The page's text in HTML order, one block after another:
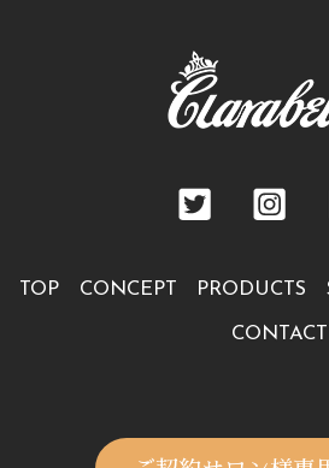
TOP CONCEPT PRODUCTS
CONTACT